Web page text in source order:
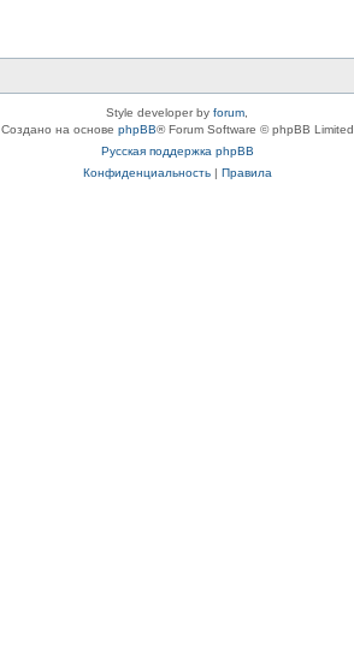
Style developer by forum
Создано на основе phpBB® Forum Software © phpBB Limited
Русская поддержка phpBB
Конфиденциальность| Правила